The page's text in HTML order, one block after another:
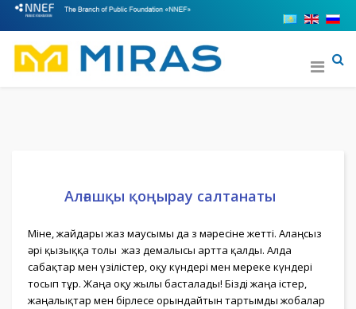
Алғашқы қоңырау салтанаты
Міне, жайдары жаз маусымы да өз мәресіне жетті. Алаңсыз
әрі қызыққа толы жаз демалысы артта қалды. Алда
сабақтар мен үзілістер, оқу күндері мен мереке күндері
тосып тұр. Жаңа оқу жылы басталады! Бізді жаңа істер,
жаңалықтар мен бірлесе орындайтын тартымды жобалар